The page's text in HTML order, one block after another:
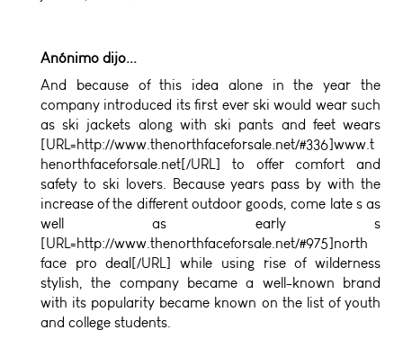
Anónimo dijo...
And because of this idea alone in the year the
company introduced its first ever ski would wear such
as ski jackets along with ski pants and feet wears
[URL=http://www.thenorthfaceforsale.net/#336]www.t
henorthfaceforsale.net[/URL] to offer comfort and
safety to ski lovers. Because years pass by with the
increase of the different outdoor goods, come late s as
well as early s
[URL=http://www.thenorthfaceforsale.net/#975]north
face pro deal[/URL] while using rise of wilderness
stylish, the company became a well-known brand
with its popularity became known on the list of youth
and college students.